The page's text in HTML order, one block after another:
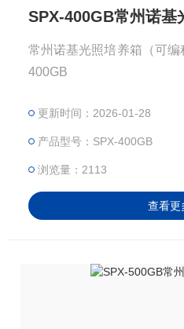
SPX-400GB常州诺基
常州诺基光照培养箱（可
400GB
更新时间：2026-01-28
产品型号：SPX-400GB
浏览量：2113
查看